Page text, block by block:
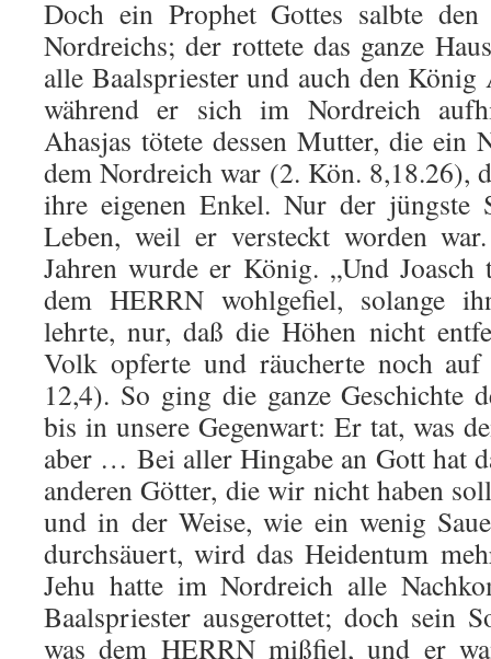
Doch ein Prophet Gottes salbte
Nordreichs; der rottete das gan­ze
alle Baalspriester und auch den König
während er sich im Nordreich
Ahasjas tötete dessen Mut­ter, die ein
dem Nordreich war (2. Kön. 8,18.26),
ihre eigenen Enkel. Nur der jüngste
Leben, weil er ver­steckt worden
Jahren wurde er König. „Und
dem HERRN wohlgefiel, solange
lehrte, nur, daß die Hö­hen nicht
Volk opferte und räucherte noch
12,4). So ging die ganze Geschichte
bis in unsere Gegen­wart: Er tat, was
aber … Bei aller Hingabe an Gott hat
anderen Götter, die wir nicht haben
und in der Weise, wie ein wenig
durchsäuert, wird das Heidentum
Jehu hatte im Nordreich alle
Baalspriester ausgerottet; doch sein
was dem HERRN mißfiel, und er